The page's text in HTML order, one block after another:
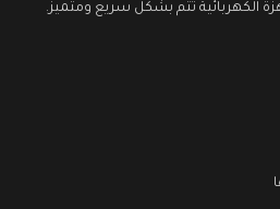
الكهربائية تتم بشكل سريع ومتميز.